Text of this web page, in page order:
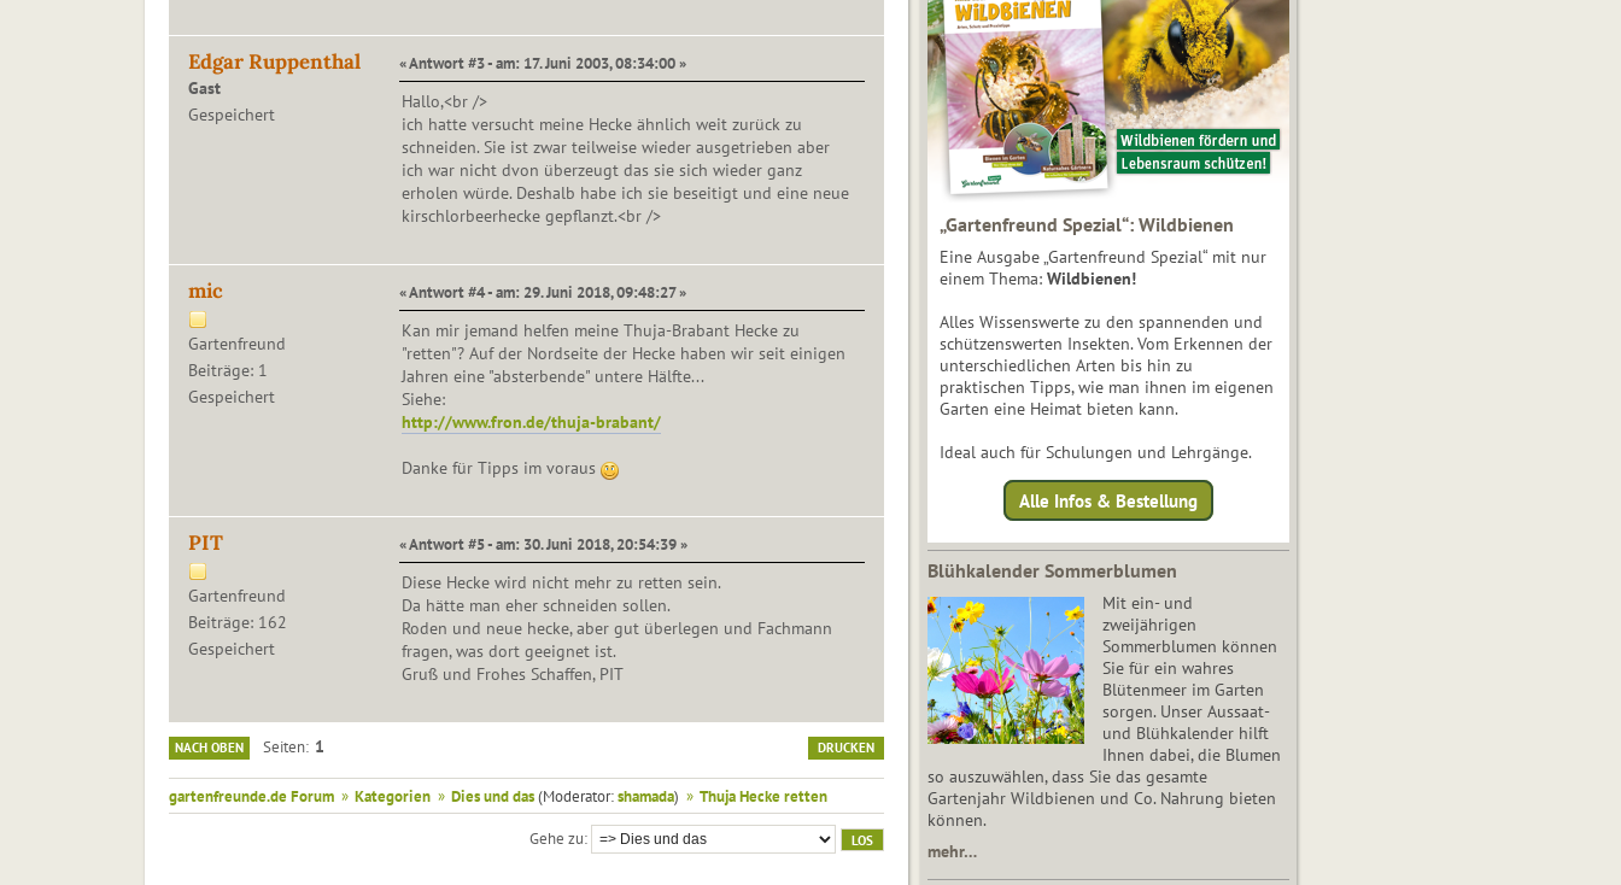
Edgar Ruppenthal
Gast
Gespeichert
« Antwort #3 - am: 17. Juni 2003, 08:34:00 »
Hallo,<br />
ich hatte versucht meine Hecke ähnlich weit zurück zu
schneiden. Sie ist zwar teilweise wieder ausgetrieben aber
ich war nicht dvon überzeugt das sie sich wieder ganz
erholen würde. Deshalb habe ich sie beseitigt und eine neue
kirschlorbeerhecke gepflanzt.<br />
mic
Gartenfreund
Beiträge: 1
Gespeichert
« Antwort #4 - am: 29. Juni 2018, 09:48:27 »
Kan mir jemand helfen meine Thuja-Brabant Hecke zu
"retten"? Auf der Nordseite der Hecke haben wir seit einigen
Jahren eine "absterbende" untere Hälfte...
Siehe:
http://www.fron.de/thuja-brabant/
Danke für Tipps im voraus
PIT
Gartenfreund
Beiträge: 162
Gespeichert
« Antwort #5 - am: 30. Juni 2018, 20:54:39 »
Diese Hecke wird nicht mehr zu retten sein.
Da hätte man eher schneiden sollen.
Roden und neue hecke, aber gut überlegen und Fachmann
fragen, was dort geeignet ist.
Gruß und Frohes Schaffen, PIT
DRUCKEN
NACH OBEN Seiten 1
gartenfreunde.de Forum » Kategorien » Dies und das (Moderator:shamada) » Thuja Hecke retten
Gehe zu
„Gartenfreund Spezial“: Wildbienen
Eine Ausgabe „Gartenfreund Spezial“ mit nur
einem Thema: Wildbienen!
Alles Wissenswerte zu den spannenden und
schützenswerten Insekten. Vom Erkennen der
unterschiedlichen Arten bis hin zu
praktischen Tipps, wie man ihnen im eigenen
Garten eine Heimat bieten kann.
Ideal auch für Schulungen und Lehrgänge.
Alle Infos & Bestellung
Blühkalender Sommerblumen
Mit ein- und
zweijährigen
Sommerblumen können
Sie für ein wahres
Blütenmeer im Garten
sorgen. Unser Aussaat-
und Blühkalender hilft
Ihnen dabei, die Blumen
so auszuwählen, dass Sie das gesamte
Gartenjahr Wildbienen und Co. Nahrung bieten
können.
mehr…